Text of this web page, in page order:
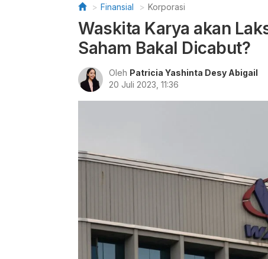
Finansial Korporasi
Waskita Karya akan
Saham Bakal Dicabut?
Oleh Patricia Yashinta Desy Abigail
20 Juli 2023, 11:36